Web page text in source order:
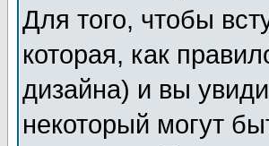
Для того, чтобы
которая, как
дизайна) и вы
некоторый могут